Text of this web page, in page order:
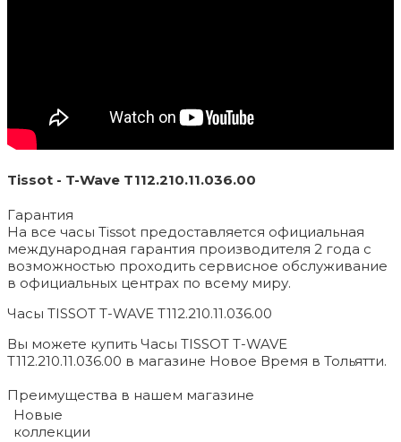
Tissot - T-Wave T112.210.11.036.00
Гарантия
На все часы Tissot предоставляется официальная
международная гарантия производителя 2 года с
возможностью проходить сервисное обслуживание
в официальных центрах по всему миру.
Часы TISSOT T-WAVE T112.210.11.036.00
Вы можете купить Часы TISSOT T-WAVE
T112.210.11.036.00 в магазине Новое Время в Тольятти.
Преимущества в нашем магазине
Новые
коллекции